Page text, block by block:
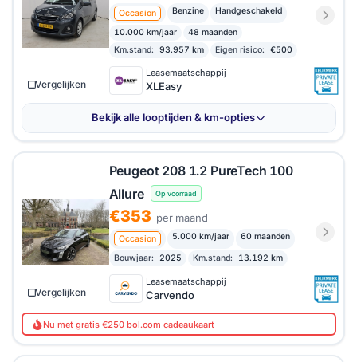
Occasion Benzine Handgeschakeld
10.000 km/jaar
48 maanden
Km.stand:
93.957 km Eigen risico: €500
Leasemaatschappij
XLEasy
Vergelijken
Bekijk alle looptijden & km-opties
Peugeot 208 1.2 PureTech 100
Allure
Op voorraad
€353 per maand
Occasion 5.000 km/jaar 60 maanden
Bouwjaar: 2025 Km.stand: 13.192 km
Leasemaatschappij
Carvendo
Vergelijken
Nu met gratis €250 bol.com cadeaukaart